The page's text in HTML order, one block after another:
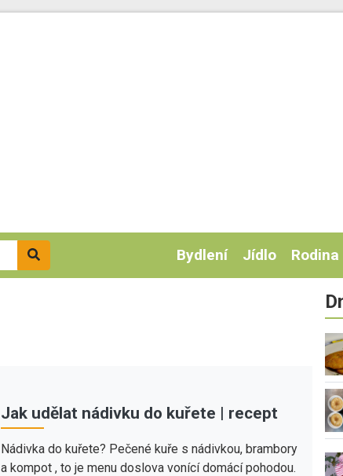
Bydlení Jídlo Rodina
Jak udělat nádivku do kuřete | recept
Nádivka do kuřete? Pečené kuře s nádivkou, brambory
a kompot , to je menu doslova vonící domácí pohodou.